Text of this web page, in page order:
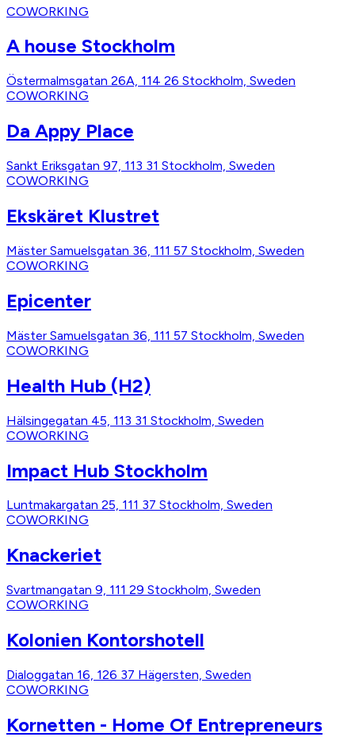
COWORKING
A house Stockholm
Östermalmsgatan 26A, 114 26 Stockholm, Sweden
COWORKING
Da Appy Place
Sankt Eriksgatan 97, 113 31 Stockholm, Sweden
COWORKING
Ekskäret Klustret
Mäster Samuelsgatan 36, 111 57 Stockholm, Sweden
COWORKING
Epicenter
Mäster Samuelsgatan 36, 111 57 Stockholm, Sweden
COWORKING
Health Hub (H2)
Hälsingegatan 45, 113 31 Stockholm, Sweden
COWORKING
Impact Hub Stockholm
Luntmakargatan 25, 111 37 Stockholm, Sweden
COWORKING
Knackeriet
Svartmangatan 9, 111 29 Stockholm, Sweden
COWORKING
Kolonien Kontorshotell
Dialoggatan 16, 126 37 Hägersten, Sweden
COWORKING
Kornetten - Home Of Entrepreneurs